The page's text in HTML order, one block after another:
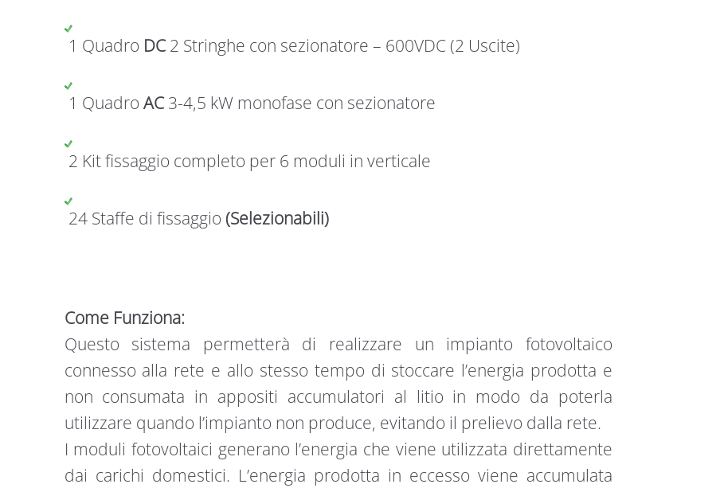
1 Quadro DC2 Stringhe con sezionatore – 600VDC (2 Uscite)
1 Quadro AC3-4,5 kW monofase con sezionatore
2 Kit fissaggio completo per 6 moduli in verticale
24 Staffe di fissaggio (Selezionabili)
Come Funziona:
Questo sistema permetterà di realizzare un impianto fotovoltaico
connesso alla rete e allo stesso tempo di stoccare l’energia prodotta e
non consumata in appositi accumulatori al litio in modo da poterla
utilizzare quando l’impianto non produce, evitando il prelievo dalla rete.
I moduli fotovoltaici generano l’energia che viene utilizzata direttamente
dai carichi domestici. L’energia prodotta in eccesso viene accumulata